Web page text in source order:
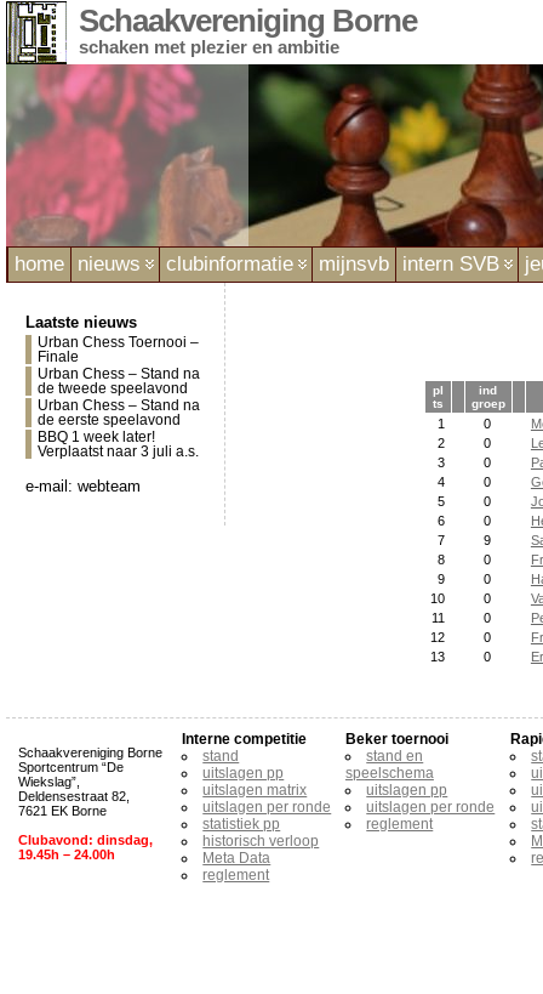
Schaakvereniging Borne
schaken met plezier en ambitie
home nieuws clubinformatie mijnsvb intern SVB
Laatste nieuws
Urban Chess Toernooi –
Finale
Urban Chess – Stand na
de tweede speelavond
Urban Chess – Stand na
de eerste speelavond
BBQ 1 week later!
Verplaatst naar 3 juli a.s.
e-mail: webteam
pl
ts
ind
groep
1 0
2
0
3
0
4
0
5
0
6
0
7
9
8
0
9
0
10
0
11
0
12
0
13
0
Schaakvereniging Borne
Sportcentrum “De
Wiekslag”,
Deldensestraat 82,
7621 EK Borne
Clubavond: dinsdag,
19.45h – 24.00h
Interne competitie
stand
uitslagen pp
uitslagen matrix
uitslagen per ronde
statistiek pp
historisch verloop
Meta Data
reglement
Beker toernooi
stand en
speelschema
uitslagen pp
uitslagen per ronde
reglement